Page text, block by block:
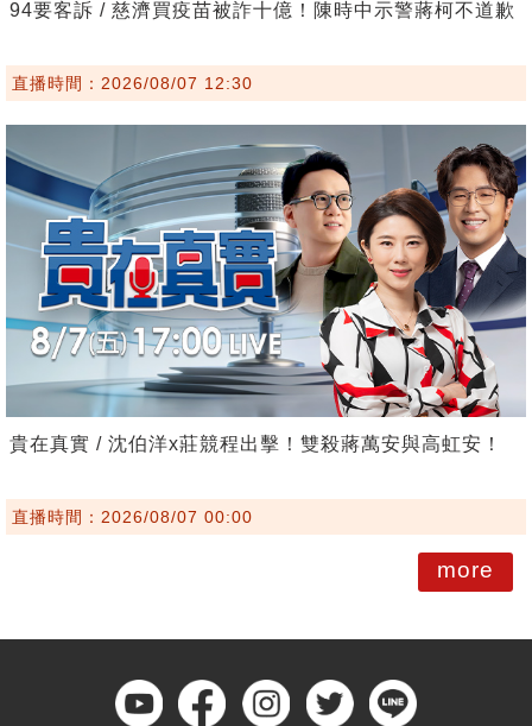
94要客訴 / 慈濟買疫苗被詐十億！陳時中示警蔣柯不道歉
直播時間：2026/08/07 12:30
貴在真實 / 沈伯洋x莊競程出擊！雙殺蔣萬安與高虹安！
直播時間：2026/08/07 00:00
more